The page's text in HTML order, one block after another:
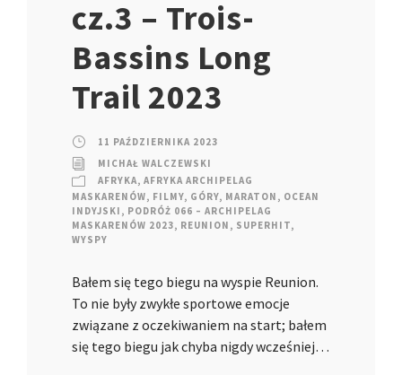
cz.3 – Trois-
Bassins Long
Trail 2023
11 PAŹDZIERNIKA 2023
MICHAŁ WALCZEWSKI
AFRYKA, AFRYKA ARCHIPELAG
MASKARENÓW, FILMY, GÓRY, MARATON , OCEAN
INDYJSKI , PODRÓŻ 066 – ARCHIPELAG
MASKARENÓW 2023, REUNION , SUPERHIT,
WYSPY
Bałem się tego biegu na wyspie Reunion.
To nie były zwykłe sportowe emocje
związane z oczekiwaniem na start; bałem
się tego biegu jak chyba nigdy wcześniej…